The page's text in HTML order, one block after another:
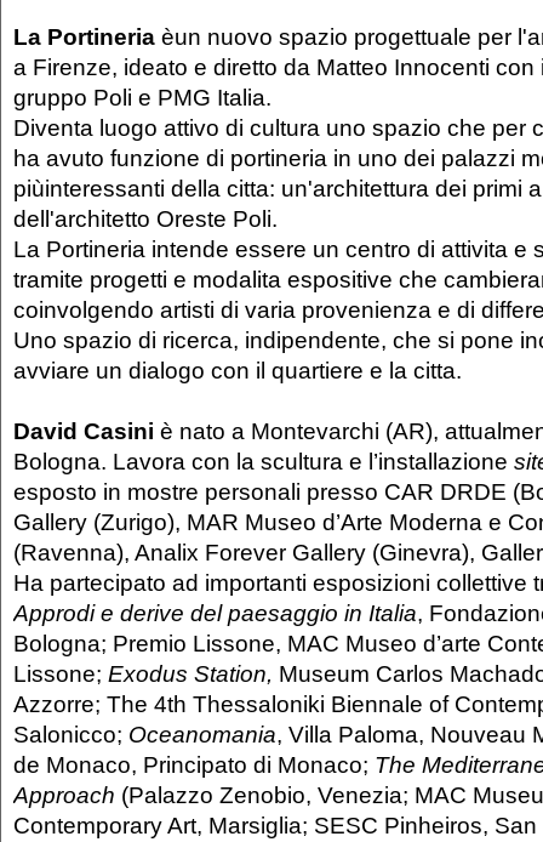
La Portineria èun nuovo spazio progettuale per
a Firenze, ideato e diretto da Matteo Innocenti con
gruppo Poli e PMG Italia.
Diventa luogo attivo di cultura uno spazio che per
ha avuto funzione di portineria in uno dei palazzi
piùinteressanti della citta: un'architettura dei primi
dell'architetto Oreste Poli.
La Portineria intende essere un centro di attivita e
tramite progetti e modalita espositive che
coinvolgendo artisti di varia provenienza e di
Uno spazio di ricerca, indipendente, che si pone
avviare un dialogo con il quartiere e la citta.
David Casini è nato a Montevarchi (AR),
Bologna. Lavora con la scultura e l’installazione
esposto in mostre personali presso CAR DRDE
Gallery (Zurigo), MAR Museo d’Arte Moderna e
(Ravenna), Analix Forever Gallery (Ginevra),
Ha partecipato ad importanti esposizioni collettive
Approdi e derive del paesaggio in Italia,
Bologna; Premio Lissone, MAC Museo d’arte
Lissone; Exodus Station, Museum Carlos
Azzorre; The 4th Thessaloniki Biennale of
Salonicco; Oceanomania, Villa Paloma, Nouveau
de Monaco, Principato di Monaco; The
Approach (Palazzo Zenobio, Venezia; MAC
Contemporary Art, Marsiglia; SESC Pinheiros, San